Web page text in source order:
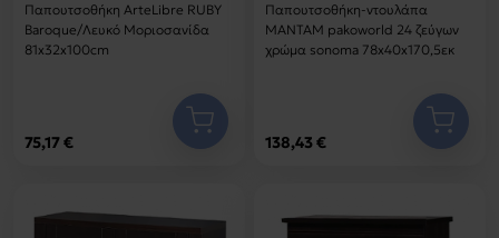
Παπουτσοθήκη ArteLibre RUBY
Baroque/Λευκό Μοριοσανίδα
81x32x100cm
75,17 €
Παπουτσοθήκη-ντουλάπα
MANTAM pakoworld 24 ζεύγων
χρώμα sonoma 78x40x170,5εκ
138,43 €